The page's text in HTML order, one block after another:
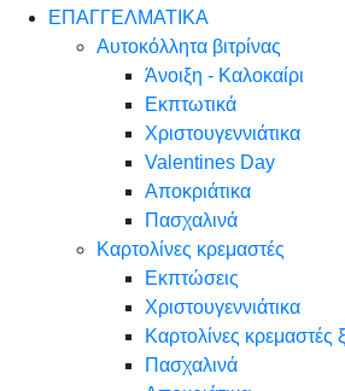
ΕΠΑΓΓΕΛΜΑΤΙΚΑ
Αυτοκόλλητα βιτρίνας
Άνοιξη - Καλοκαίρι
Εκπτωτικά
Χριστουγεννιάτικα
Valentines Day
Αποκριάτικα
Πασχαλινά
Καρτολίνες κρεμαστές
Εκπτώσεις
Χριστουγεννιάτικα
Καρτολίνες κρεμαστές
Πασχαλινά